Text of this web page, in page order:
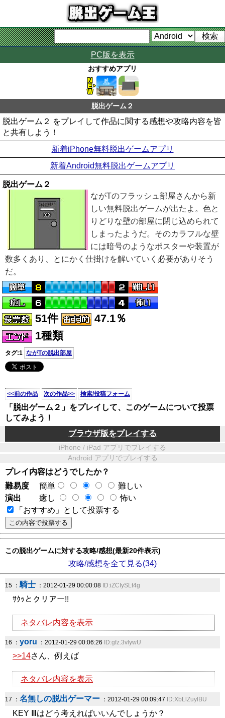
PC版を表示
おすすめアプリ
脱出ゲーム２
脱出ゲーム２ をプレイして作品に関する感想や攻略内容を皆
と共有しよう！
新着iPhone無料脱出ゲームアプリ
新着Android無料脱出ゲームアプリ
脱出ゲーム２
ながTのフラッシュ部屋さんから新
しい無料脱出ゲームが出たよ。色と
りどりな壁の部屋に閉じ込められて
しまったようだ。そのカラフルな壁
には暗号のようなポスターや装置が
数多くあり、とにかく仕掛けを解いていく必要がありそう
だ。
51件
47.1％
1種類
タグ:1 ながTの脱出部屋
<<前の作品 次の作品>> 検索/投稿フォーム
「脱出ゲーム２」をプレイして、このゲームについて投票
してみよう！
ブラウザ版をプレイする
iPhone / iPad アプリでプレイする
Android アプリでプレイする
プレイ内容はどうでしたか？
難易度
簡単
難しい
演出
癒し
怖い
「おすすめ」として投票する
この脱出ゲームに対する攻略/感想(最新20件表示)
攻略/感想を全て見る(34)
15 ：騎士 ：2012-01-29 00:00:08 ID:iZCIySLt4g
ｻｸｯとクリアー!!
ネタバレ内容を表示
16 ： yoru ：2012-01-29 00:06:26 ID:gfz.3vlywU
>>14さん、例えば
ネタバレ内容を表示
17 ： 名無しの脱出ゲーマー ：2012-01-29 00:09:47 ID:XbLlZuylBU
KEY Ⅲはどう考えればいいんでしょうか？